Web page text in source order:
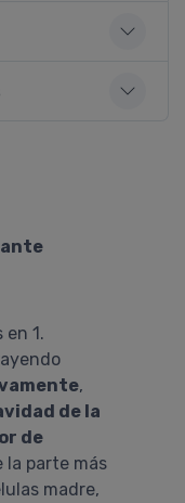
1.
,
de la
de
la parte más
madre,